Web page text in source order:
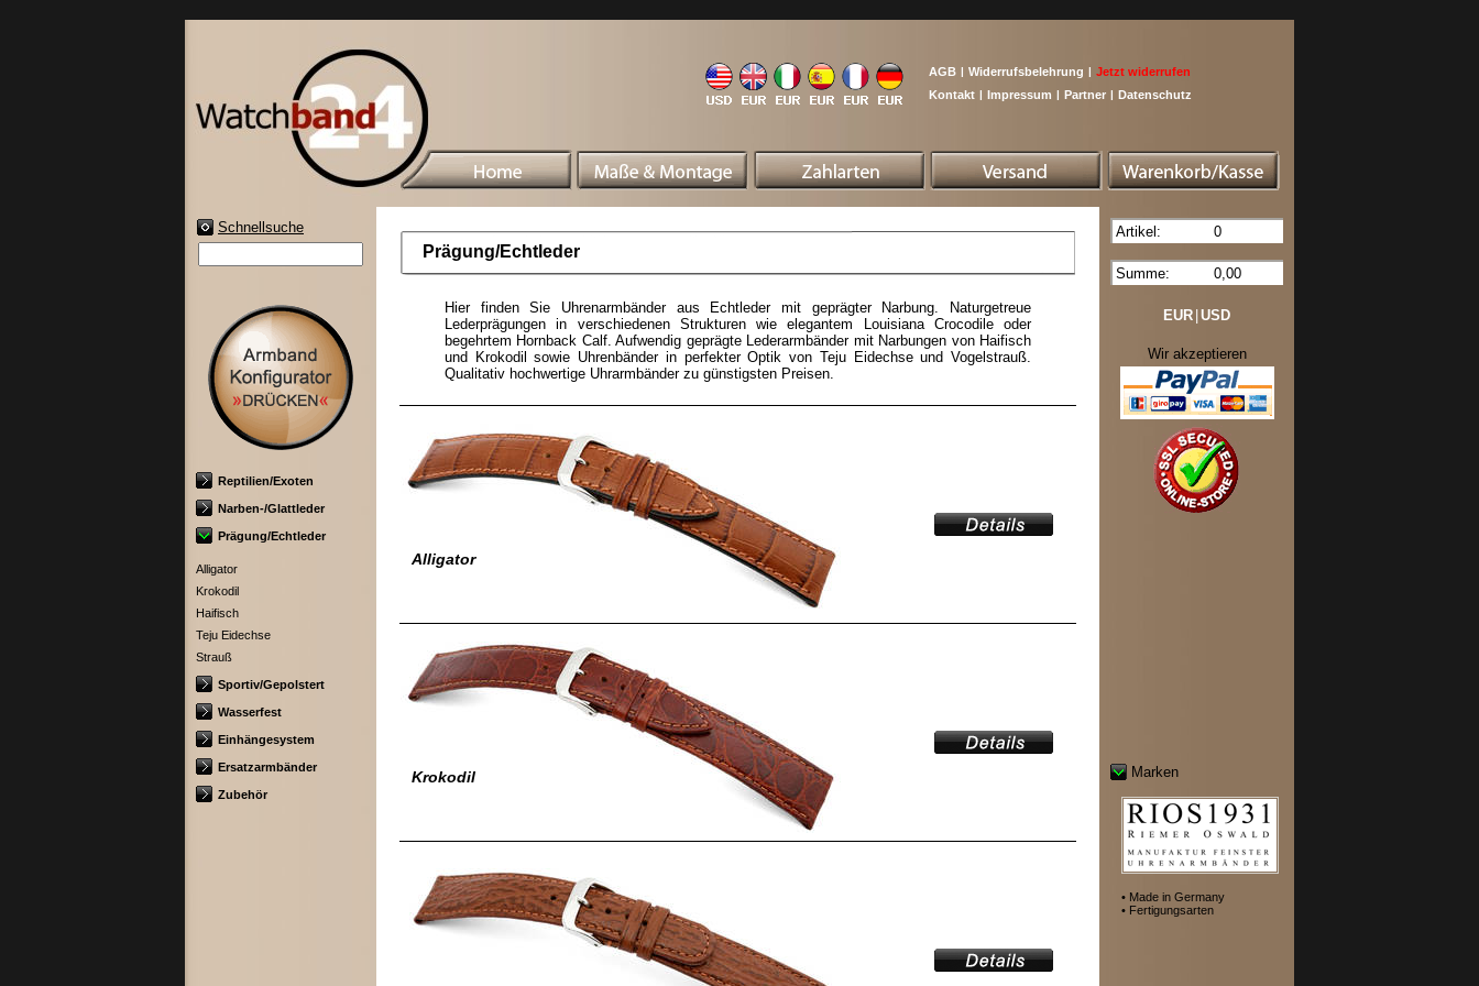
AGB | Widerrufsbelehrung | Jetzt widerrufen
Kontakt | Impressum | Partner | Datenschutz
Schnellsuche
Reptilien/Exoten
Narben-/Glattleder
Prägung/Echtleder
Alligator
Krokodil
Haifisch
Teju Eidechse
Strauß
Sportiv/Gepolstert
Wasserfest
Einhängesystem
Ersatzarmbänder
Zubehör
Prägung/Echtleder
Hier finden Sie Uhrenarmbänder aus Echtleder mit geprägter Narbung. Naturgetreue
Lederprägungen in verschiedenen Strukturen wie elegantem Louisiana Crocodile oder
begehrtem Hornback Calf. Aufwendig geprägte Lederarmbänder mit Narbungen von Haifisch
und Krokodil sowie Uhrenbänder in perfekter Optik von Teju Eidechse und Vogelstrauß.
Qualitativ hochwertige Uhrarmbänder zu günstigsten Preisen.
Alligator
Krokodil
Artikel: 0
Summe: 0,00
EUR USD
Wir akzeptieren
Marken
• Made in Germany
• Fertigungsarten